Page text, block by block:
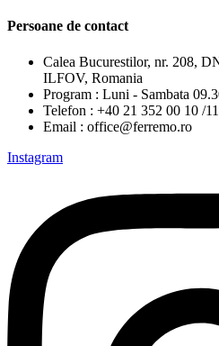
Persoane de contact
Calea Bucurestilor, nr. 208,
ILFOV, Romania
Program : Luni - Sambata
Telefon : +40 21 352 00 10 /
Email : office@ferremo.ro
Instagram